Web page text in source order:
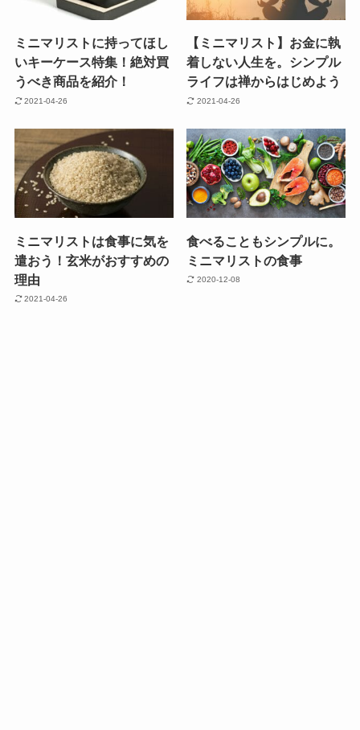
ミニマリストに持ってほし
いキーケース特集！絶対買
うべき商品を紹介！
2021-04-26
【ミニマリスト】お金に執
着しない人生を。シンプル
ライフは禅からはじめよう
2021-04-26
ミニマリストは食事に気を
遣おう！玄米がおすすめの
理由
2021-04-26
食べることもシンプルに。
ミニマリストの食事
2020-12-08